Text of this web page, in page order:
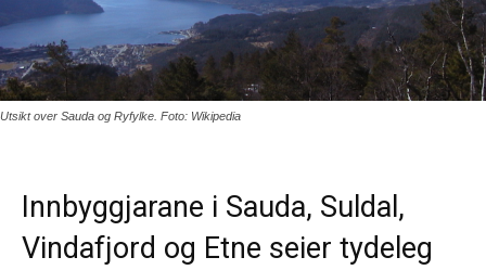
Utsikt over Sauda og Ryfylke. Foto: Wikipedia
Innbyggjarane i Sauda, Suldal,
Vindafjord og Etne seier tydeleg